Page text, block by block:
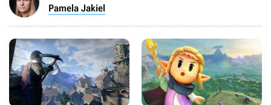
Pamela Jakiel